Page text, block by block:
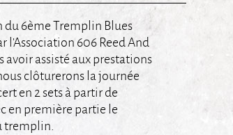
du 6ème Tremplin Blues
l’Association 606 Reed And
avoir assisté aux prestations
clôturerons la journée
en 2 sets à partir de
en première partie le
tremplin.